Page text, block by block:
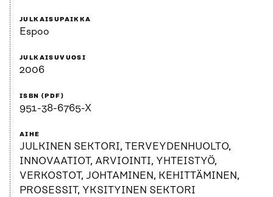
JULKAISUPAIKKA
Espoo
JULKAISUVUOSI
2006
ISBN (PDF)
951-38-6765-X
AIHE
JULKINEN SEKTORI, TERVEYDENHUOLTO,
INNOVAATIOT, ARVIOINTI, YHTEISTYÖ,
VERKOSTOT, JOHTAMINEN, KEHITTÄMINEN,
PROSESSIT, YKSITYINEN SEKTORI